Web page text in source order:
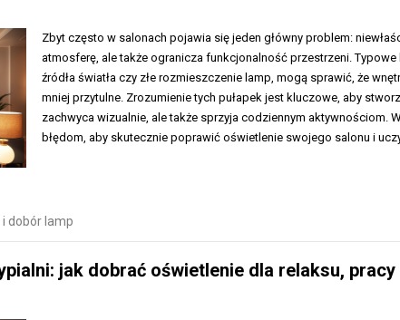
Zbyt często w salonach pojawia się jeden główny problem:
atmosferę, ale także ogranicza funkcjonalność przestrzeni.
źródła światła czy złe rozmieszczenie lamp, mogą sprawić, że
mniej przytulne. Zrozumienie tych pułapek jest kluczowe, aby
zachwyca wizualnie, ale także sprzyja codziennym aktywnościom.
błędom, aby skutecznie poprawić oświetlenie swojego salonu i
dobór lamp
jak dobrać oświetlenie dla relaksu, pracy